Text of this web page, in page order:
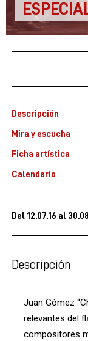
Descripción
Mira y escucha
Ficha artística
Calendario
Del 12.07.16 al
Descripción
Juan Gómez
relevantes del
compositores